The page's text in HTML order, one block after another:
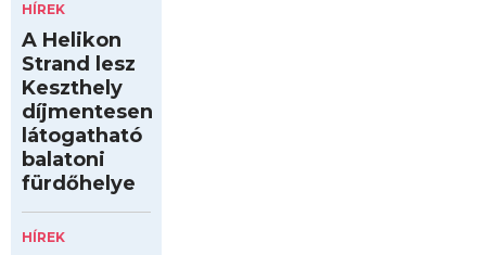
HÍREK
A Helikon
Strand lesz
Keszthely
díjmentesen
látogatható
balatoni
fürdőhelye
HÍREK